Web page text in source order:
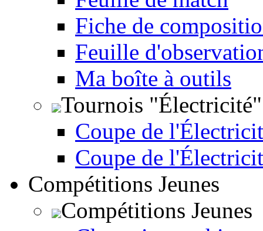
Fiche de
Feuille
Ma boîte à outils
Tournois "Électricité"
Coupe de
Coupe de
Compétitions Jeunes
Compétitions Jeunes